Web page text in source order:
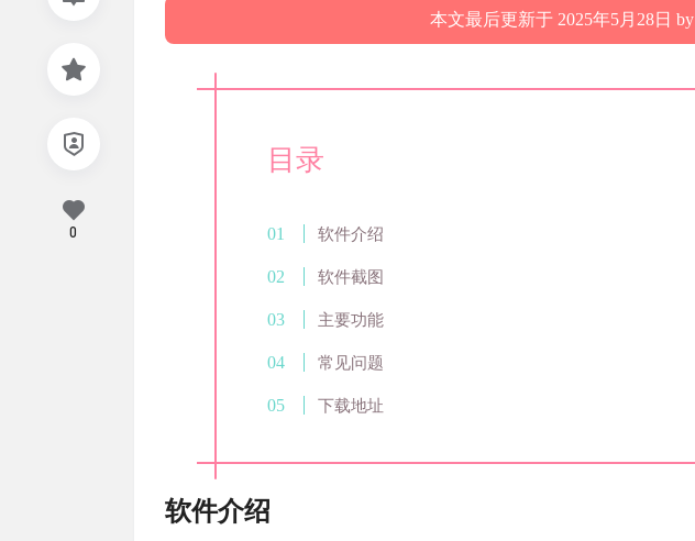
本文最后更新于 2025年5月28日 by
目录
软件介绍
软件截图
主要功能
常见问题
下载地址
软件介绍
0